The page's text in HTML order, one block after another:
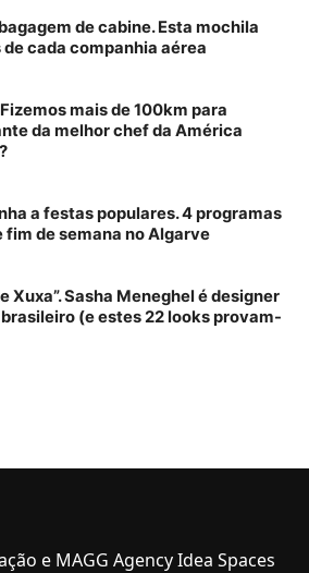
de cabine. Esta mochila
cada companhia aérea
mais de 100km para
da melhor chef da América
a festas populares. 4 programas
de semana no Algarve
Xuxa”. Sasha Meneghel é designer
(e estes 22 looks provam-
e MAGG Agency Idea Spaces